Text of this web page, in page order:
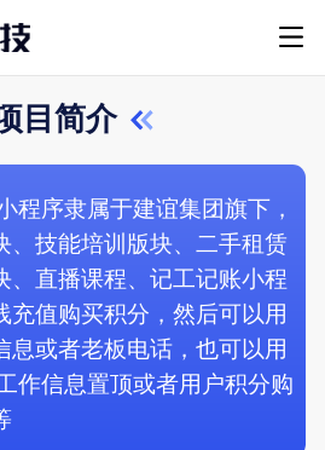
目简介
程序隶属于建谊集团旗下，
、技能培训版块、二手租赁
、直播课程、记工记账小程
充值购买积分，然后可以用
息或者老板电话，也可以用
作信息置顶或者用户积分购